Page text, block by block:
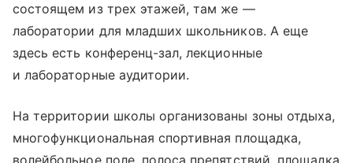
состоящем из трех этажей, там же —
лаборатории для младших школьников. А еще
здесь есть конференц-зал, лекционные
и лабораторные аудитории.
На территории школы организованы зоны отдыха,
многофункциональная спортивная площадка,